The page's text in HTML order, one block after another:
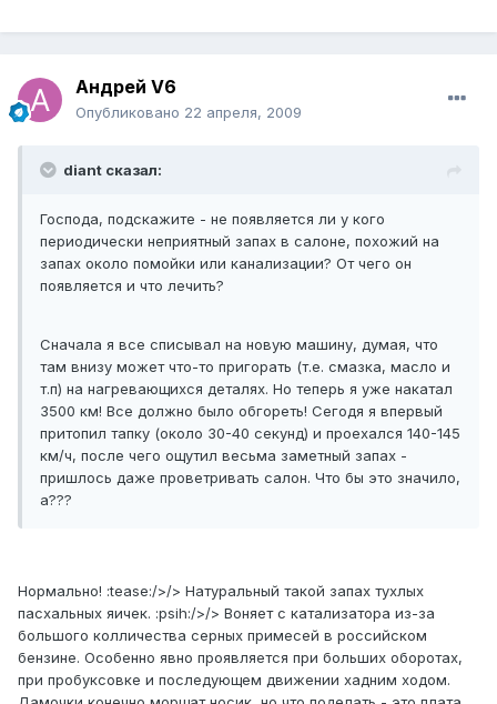
Андрей V6
Опубликовано 22 апреля, 2009
diant сказал:
Господа, подскажите - не появляется ли у кого
периодически неприятный запах в салоне, похожий на
запах около помойки или канализации? От чего он
появляется и что лечить?
Сначала я все списывал на новую машину, думая, что
там внизу может что-то пригорать (т.е. смазка, масло и
т.п) на нагревающихся деталях. Но теперь я уже накатал
3500 км! Все должно было обгореть! Сегодя я впервый
притопил тапку (около 30-40 секунд) и проехался 140-145
км/ч, после чего ощутил весьма заметный запах -
пришлось даже проветривать салон. Что бы это значило,
а???
Нормально! :tease:/>/> Натуральный такой запах тухлых
пасхальных яичек. :psih:/>/> Воняет с катализатора из-за
большого колличества серных примесей в российском
бензине. Особенно явно проявляется при больших оборотах,
при пробуксовке и последующем движении хадним ходом.